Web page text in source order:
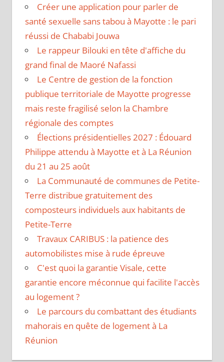
Créer une application pour parler de
santé sexuelle sans tabou à Mayotte : le pari
réussi de Chababi Jouwa
Le rappeur Bilouki en tête d'affiche du
grand final de Maoré Nafassi
Le Centre de gestion de la fonction
publique territoriale de Mayotte progresse
mais reste fragilisé selon la Chambre
régionale des comptes
Élections présidentielles 2027 : Édouard
Philippe attendu à Mayotte et à La Réunion
du 21 au 25 août
La Communauté de communes de Petite-
Terre distribue gratuitement des
composteurs individuels aux habitants de
Petite-Terre
Travaux CARIBUS : la patience des
automobilistes mise à rude épreuve
C'est quoi la garantie Visale, cette
garantie encore méconnue qui facilite l'accès
au logement ?
Le parcours du combattant des étudiants
mahorais en quête de logement à La
Réunion